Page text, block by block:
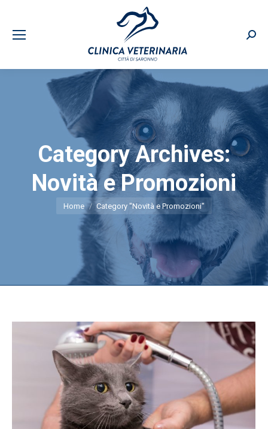
Category Archives:
Novità e Promozioni
You are here:
Home Category "Novità e Promozioni"